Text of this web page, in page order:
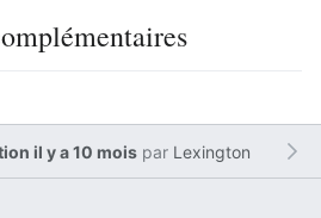
il y a 10 moispar Lexington